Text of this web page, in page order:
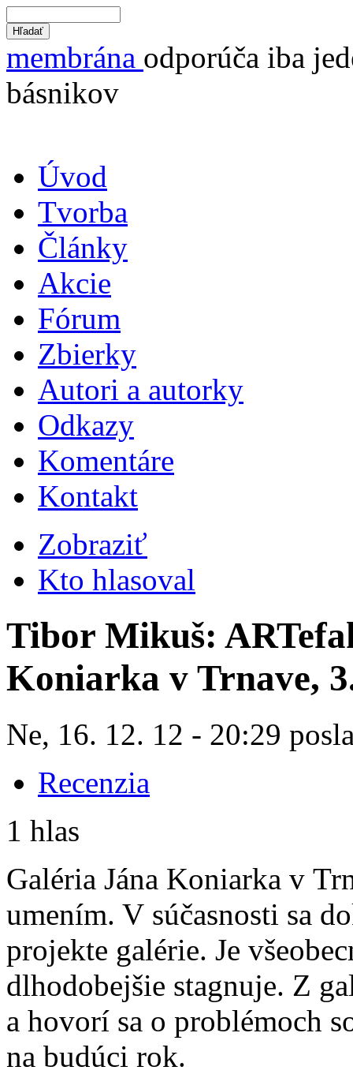
membrána odporúča iba
básnikov
Úvod
Tvorba
Články
Akcie
Fórum
Zbierky
Autori a autorky
Odkazy
Komentáre
Kontakt
Zobraziť
Kto hlasoval
Tibor Mikuš:
Koniarka v Trnave,
Ne, 16. 12. 12 - 20:29
Recenzia
1 hlas
Galéria Jána Koniarka v
umením. V súčasnosti sa
projekte galérie. Je
dlhodobejšie stagnuje. Z
a hovorí sa o problémoch
na budúci rok.